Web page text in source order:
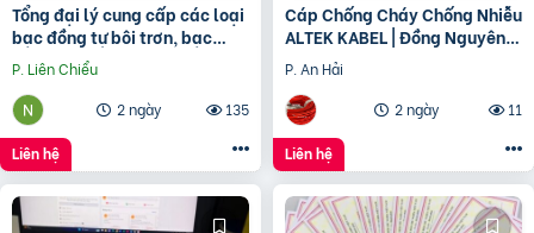
Tổng đại lý cung cấp các loại
bạc đồng tự bôi trơn, bạc
cầu, bạc Graphite
P. Liên Chiểu
2 ngày
135
Liên hệ
Cáp Chống Cháy Chống Nhiễu
ALTEK KABEL | Đồng Nguyên
Chất 100%, Đảm Bảo An Toàn
Công Trình
P. An Hải
2 ngày
11
Liên hệ